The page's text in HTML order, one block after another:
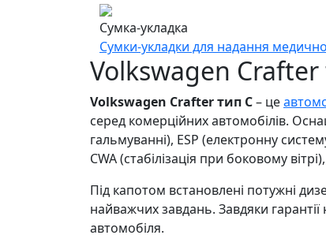
Сумка-укладка
Сумки-укладки для надання
Volkswagen
Volkswagen Crafter тип С– це
серед комерційних автомобілів.
гальмуванні), ESP (електронну
CWA (стабілізація при боковому
Під капотом встановлені потужні
найважчих завдань. Завдяки
автомобіля.